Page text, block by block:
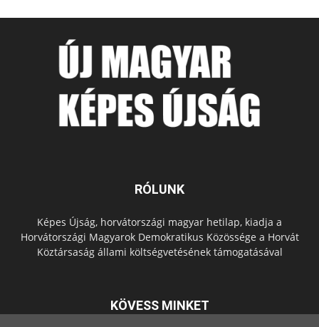
RÓLUNK
Képes Újság, horvátországi magyar hetilap, kiadja a
Horvátországi Magyarok Demokratikus Közössége a Horvát
Köztársaság állami költségvetésének támogatásával
KÖVESS MINKET